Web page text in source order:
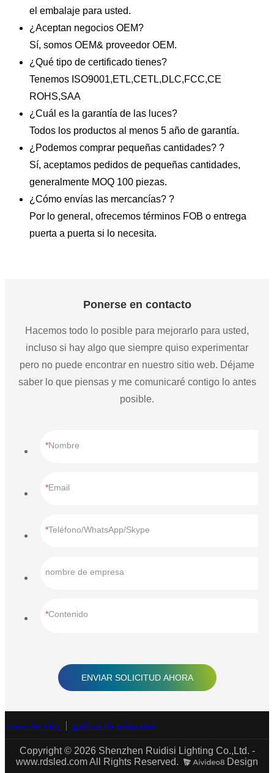
el embalaje para usted.
¿Aceptan negocios OEM?
Sí, somos OEM& proveedor OEM.
¿Qué tipo de certificado tienes?
Tenemos ISO9001,ETL,CETL,DLC,FCC,CE
ROHS,SAA
¿Cuál es la garantía de las luces?
Todos los productos al menos 5 año de garantía.
¿Podemos comprar pequeñas cantidades? ?
Sí, aceptamos pedidos de pequeñas cantidades,
generalmente MOQ 100 piezas.
¿Cómo envías las mercancías? ?
Por lo general, ofrecemos términos FOB o entrega
puerta a puerta si lo necesita.
Ponerse en contacto
Hacemos todo lo posible para mejorarlo para usted,
incluso si hay algo que siempre quiso experimentar
pero no puede encontrar en nuestro sitio web. Déjame
saber lo que piensas y me comunicaré contigo lo antes
posible.
Nombre
Email
Teléfono/WhatsApp/Skype
nombre de empresa
Contenido
ENVIAR SOLICITUD AHORA
mapa del sitio política de privacidad
Copyright © 2026 Shenzhen Ruidisi Lighting Co.,Ltd. -
www.rdsled.com All Rights Reserved.
Design